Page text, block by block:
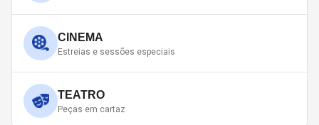
CINEMA
Estreias e sessões especiais
TEATRO
Peças em cartaz